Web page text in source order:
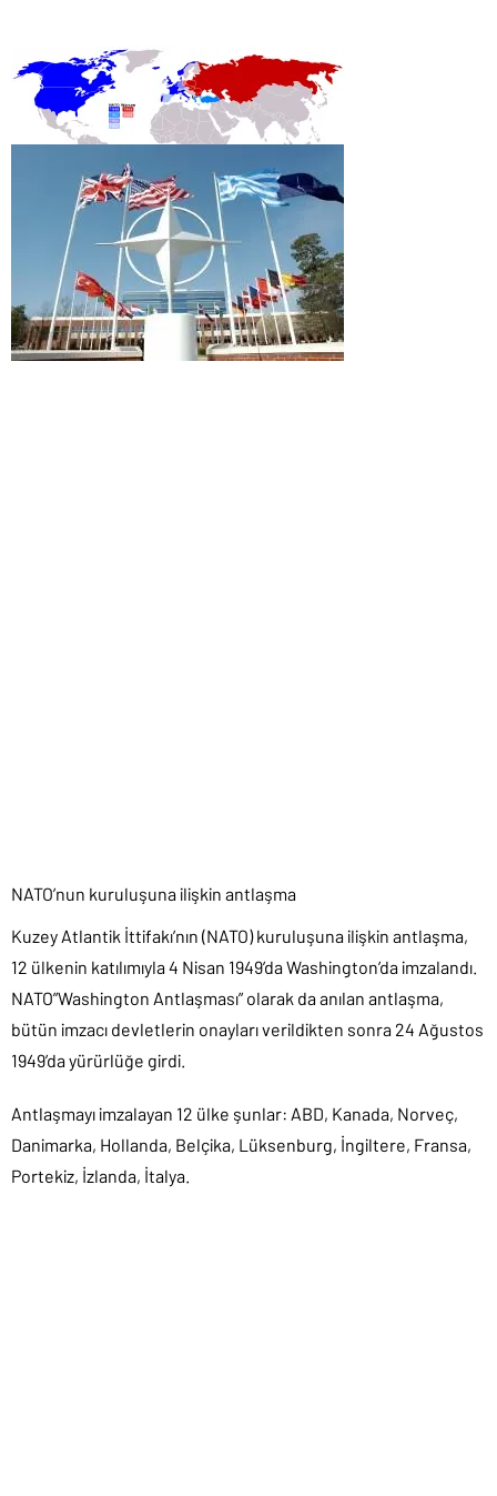
NATO’nun kuruluşuna ilişkin antlaşma
Kuzey Atlantik İttifakı’nın (NATO) kuruluşuna ilişkin antlaşma,
12 ülkenin katılımıyla 4 Nisan 1949’da Washington’da imzalandı.
NATO”Washington Antlaşması” olarak da anılan antlaşma,
bütün imzacı devletlerin onayları verildikten sonra 24 Ağustos
1949’da yürürlüğe girdi.
Antlaşmayı imzalayan 12 ülke şunlar: ABD, Kanada, Norveç,
Danimarka, Hollanda, Belçika, Lüksenburg, İngiltere, Fransa,
Portekiz, İzlanda, İtalya.